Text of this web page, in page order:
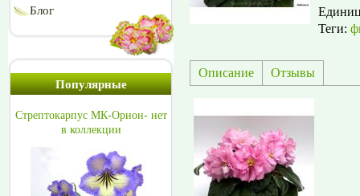
Блог
Популярные
Стрептокарпус МК-Орион- нет
в коллекции
Теги:
Описание Отзывы